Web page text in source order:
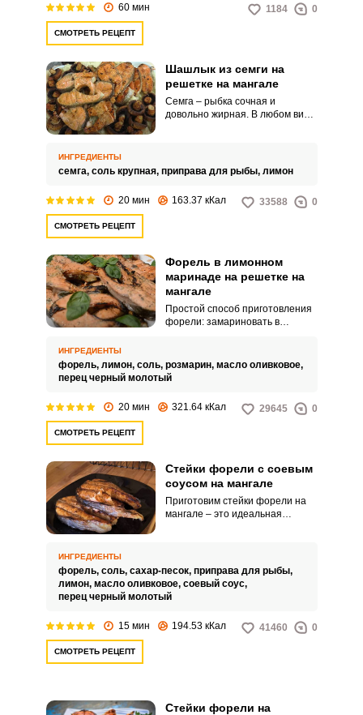
60 мин 1184 0
СМОТРЕТЬ РЕЦЕПТ
Шашлык из семги на
решетке на мангале
Семга – рыбка сочная и
довольно жирная. В любом виде
ИНГРЕДИЕНТЫ
семга, соль крупная, приправа для рыбы, лимон
20 мин 163.37 кКал 33588 0
СМОТРЕТЬ РЕЦЕПТ
Форель в лимонном
маринаде на решетке на
мангале
Простой способ приготовления
форели: замариновать в
Такая рыбка никогда не
останется без внимания во
ИНГРЕДИЕНТЫ
форель, лимон, соль, розмарин, масло оливковое,
перец черный молотый
20 мин 321.64 кКал 29645 0
СМОТРЕТЬ РЕЦЕПТ
Стейки форели с соевым
соусом на мангале
Приготовим стейки форели на
мангале – это идеальная
рыбу будем в соевом соусе,
специях для рыбы и лимонном
соке.
ИНГРЕДИЕНТЫ
форель, соль, сахар-песок, приправа для рыбы,
лимон, масло оливковое, соевый соус,
перец черный молотый
15 мин 194.53 кКал 41460 0
СМОТРЕТЬ РЕЦЕПТ
Стейки форели на